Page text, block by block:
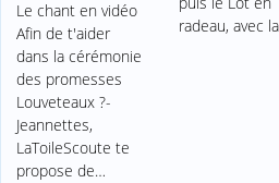
Le chant en vidéo
Afin de t'aider
dans la cérémonie
des promesses
Louveteaux ?-
Jeannettes,
LaToileScoute te
propose de…
radeau, avec